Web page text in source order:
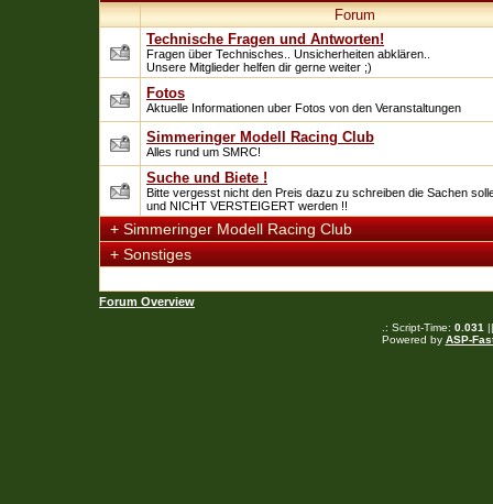
Forum
Technische Fragen und Antworten!
Fragen über Technisches.. Unsicherheiten abklären..
Unsere Mitglieder helfen dir gerne weiter ;)
Fotos
Aktuelle Informationen uber Fotos von den Veranstaltungen
Simmeringer Modell Racing Club
Alles rund um SMRC!
Suche und Biete !
Bitte vergesst nicht den Preis dazu zu schreiben die Sachen
und NICHT VERSTEIGERT werden !!
+ Simmeringer Modell Racing Club
+ Sonstiges
Forum Overview
.: Script-Time: 0.031
Powered by ASP-